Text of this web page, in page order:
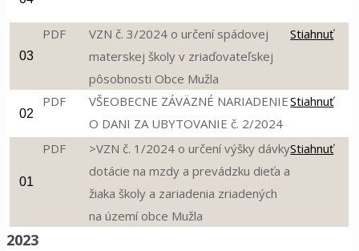
03
PDF
VZN č. 3/2024 o určení spádovej
materskej školy v zriaďovateľskej
pôsobnosti Obce Mužla
Stiahnuť
02
PDF
VŠEOBECNE ZÁVÄZNÉ NARIADENIE
O DANI ZA UBYTOVANIE č. 2/2024
Stiahnuť
01
PDF
>VZN č. 1/2024 o určení výšky dávky
dotácie na mzdy a prevádzku dieťa a
žiaka školy a zariadenia zriadených
na území obce Mužla
Stiahnuť
2023